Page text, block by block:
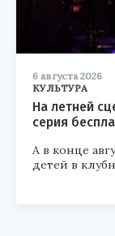
6 августа 2026
КУЛЬТУРА
На летней
серия
А в конце
детей в